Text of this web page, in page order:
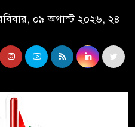
০৯ অগাস্ট ২০২৬, ২৪